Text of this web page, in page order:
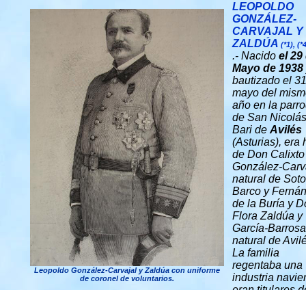
Leopoldo González-Carvajal y Zaldúa con uniforme
de coronel de voluntarios.
LEOPOLDO
GONZÁLEZ-
CARVAJAL Y
ZALDÚA (*1),
.- Nacido el 29
Mayo de 1938
bautizado el
mayo del
año en la
de San
Bari de Avilés
(Asturias), era
de Don Calixto
González-
natural de
Barco y
de la Buría y
Flora Zaldúa y
García-
natural de
La familia
regentaba una
industria